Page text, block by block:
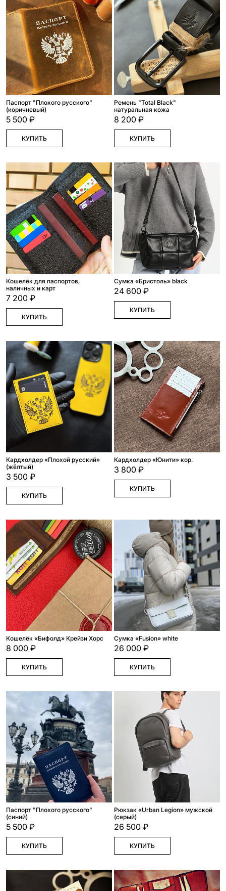
Паспорт "Плохого русского"
(коричневый)
5 500 ₽
КУПИТЬ
Ремень "Total Black"
натуральная кожа
8 200 ₽
КУПИТЬ
Кошелёк для паспортов,
наличных и карт
7 200 ₽
КУПИТЬ
Сумка «Бристоль» black
24 600 ₽
КУПИТЬ
Кардхолдер «Плохой русский»
(жёлтый)
3 500 ₽
КУПИТЬ
Кардхолдер «Юнити» кор.
3 800 ₽
КУПИТЬ
Кошелёк «Бифолд» Крейзи Хорс
8 000 ₽
КУПИТЬ
Сумка «Fusion» white
26 000 ₽
КУПИТЬ
Паспорт "Плохого русского"
(синий)
5 500 ₽
КУПИТЬ
Рюкзак «Urban Legion» мужской
(серый)
26 500 ₽
КУПИТЬ